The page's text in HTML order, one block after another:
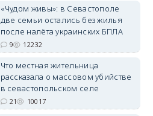
«Чудом живы»: в Севастополе
две семьи остались без жилья
после налёта украинских БПЛА
9 12232
Что местная жительница
рассказала о массовом убийстве
в севастопольском селе
21 10017